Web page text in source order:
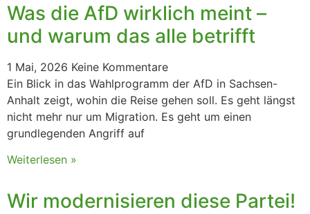
Was die AfD wirklich meint –
und warum das alle betrifft
1 Mai, 2026 Keine Kommentare
Ein Blick in das Wahlprogramm der AfD in Sachsen-
Anhalt zeigt, wohin die Reise gehen soll. Es geht längst
nicht mehr nur um Migration. Es geht um einen
grundlegenden Angriff auf
Weiterlesen »
Wir modernisieren diese Partei!